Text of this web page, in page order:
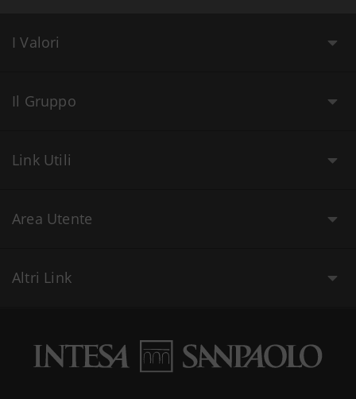
I Valori
Il Gruppo
Link Utili
Area Utente
Altri Link